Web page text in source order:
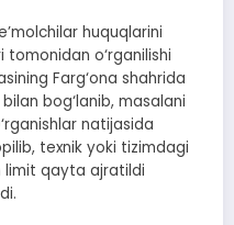
huquqlarini
o‘rganilishi
Farg‘ona shahrida
bog‘lanib, masalani
natijasida
texnik yoki tizimdagi
limit qayta ajratildi